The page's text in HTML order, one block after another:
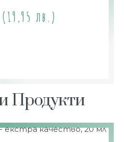
(19,95 лв.)
Продукти